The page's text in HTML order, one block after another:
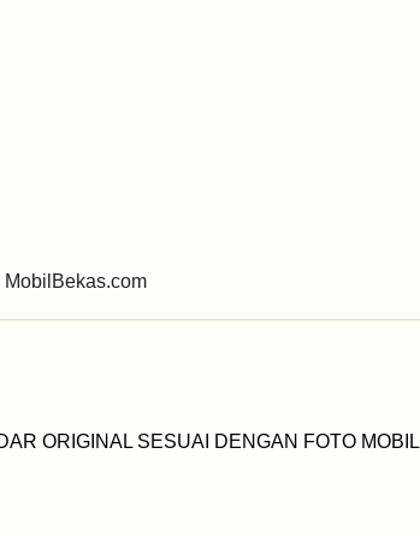
MobilBekas.com
ORIGINAL SESUAI DENGAN FOTO MOBIL